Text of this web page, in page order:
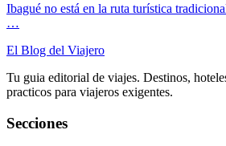
Ibagué no está en la ruta turística
…
El Blog del Viajero
Tu guia editorial de viajes. Destinos,
practicos para viajeros exigentes.
Secciones